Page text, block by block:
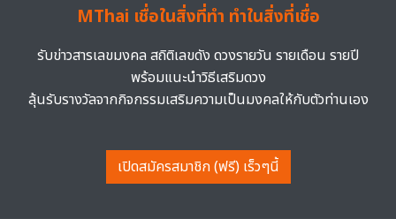
MThai เชื่อในสิ่งที่ทำ ทำในสิ่งที่เชื่อ
รับข่าวสารเลขมงคล สถิติเลขดัง ดวงรายวัน รายเดือน รายปี
พร้อมแนะนำวิธีเสริมดวง
ลุ้นรับรางวัลจากกิจกรรมเสริมความเป็นมงคลให้กับตัวท่านเอง
เปิดสมัครสมาชิก (ฟรี) เร็วๆนี้